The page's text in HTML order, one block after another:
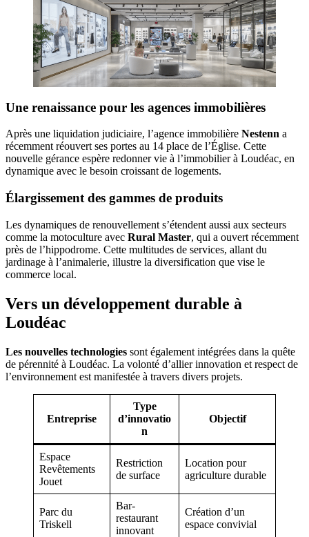
Une renaissance pour les agences immobilières
Après une liquidation judiciaire, l’agence immobilière Nestenn a
récemment réouvert ses portes au 14 place de l’Église. Cette
nouvelle gérance espère redonner vie à l’immobilier à Loudéac, en
dynamique avec le besoin croissant de logements.
Élargissement des gammes de produits
Les dynamiques de renouvellement s’étendent aussi aux secteurs
comme la motoculture avec Rural Master, qui a ouvert récemment
près de l’hippodrome. Cette multitudes de services, allant du
jardinage à l’animalerie, illustre la diversification que vise le
commerce local.
Vers un développement durable à
Loudéac
Les nouvelles technologies sont également intégrées dans la quête
de pérennité à Loudéac. La volonté d’allier innovation et respect de
l’environnement est manifestée à travers divers projets.
Entreprise
Type
d’innovatio
n
Objectif
Espace
Revêtements
Jouet
Restriction
de surface
Location pour
agriculture durable
Parc du
Triskell
Bar-
restaurant
innovant
Création d’un
espace convivial